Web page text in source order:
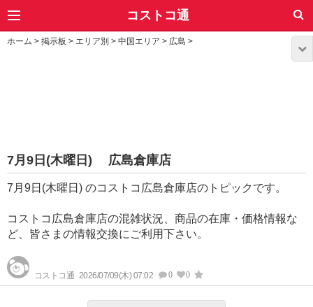
コストコ通
ホーム > 掲示板 > エリア別 > 中国エリア > 広島 >
7月9日(木曜日) 広島倉庫店
7月9日(木曜日) のコストコ広島倉庫店のトピックです。
コストコ広島倉庫店の混雑状況、商品の在庫・価格情報な
ど、皆さまの情報交換にご利用下さい。
コストコ通 2026/07/09(木) 07:02 0 0